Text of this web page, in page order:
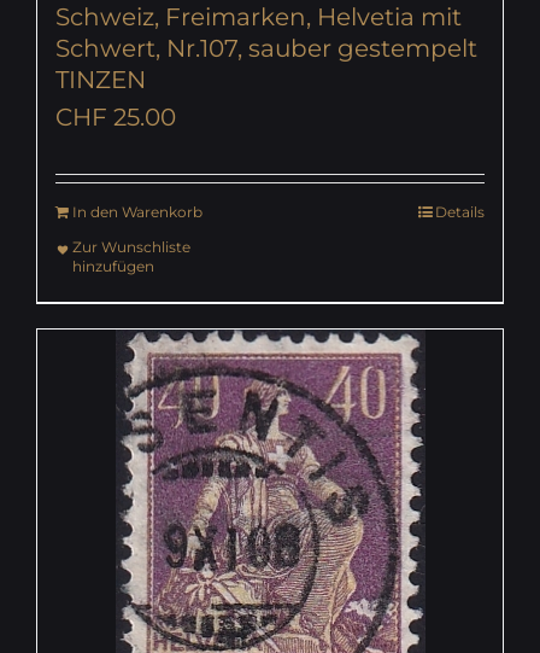
Schweiz, Freimarken, Helvetia mit
Schwert, Nr.107, sauber gestempelt
TINZEN
CHF 25.00
In den Warenkorb
Details
Zur Wunschliste
hinzufügen